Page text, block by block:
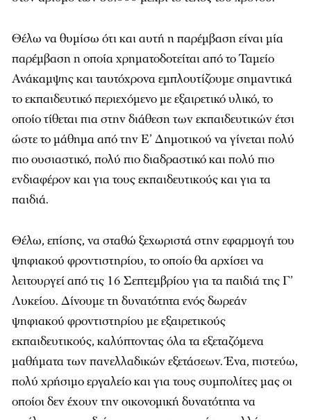
Θέλω να θυμίσω ότι και αυτή η παρέμβαση είναι μία
παρέμβαση η οποία χρηματοδοτείται από το Ταμείο
Ανάκαμψης και ταυτόχρονα εμπλουτίζουμε σημαντικά
το εκπαιδευτικό περιεχόμενο με εξαιρετικό υλικό, το
οποίο τίθεται πια στην διάθεση των εκπαιδευτικών έτσι
ώστε το μάθημα από την Ε’ Δημοτικού να γίνεται πολύ
πιο ουσιαστικό, πολύ πιο διαδραστικό και πολύ πιο
ενδιαφέρον και για τους εκπαιδευτικούς και για τα
παιδιά.
Θέλω, επίσης, να σταθώ ξεχωριστά στην εφαρμογή του
ψηφιακού φροντιστηρίου, το οποίο θα αρχίσει να
λειτουργεί από τις 16 Σεπτεμβρίου για τα παιδιά της Γ’
Λυκείου. Δίνουμε τη δυνατότητα ενός δωρεάν
ψηφιακού φροντιστηρίου με εξαιρετικούς
εκπαιδευτικούς, καλύπτοντας όλα τα εξεταζόμενα
μαθήματα των πανελλαδικών εξετάσεων. Ένα, πιστεύω,
πολύ χρήσιμο εργαλείο και για τους συμπολίτες μας οι
οποίοι δεν έχουν την οικονομική δυνατότητα να